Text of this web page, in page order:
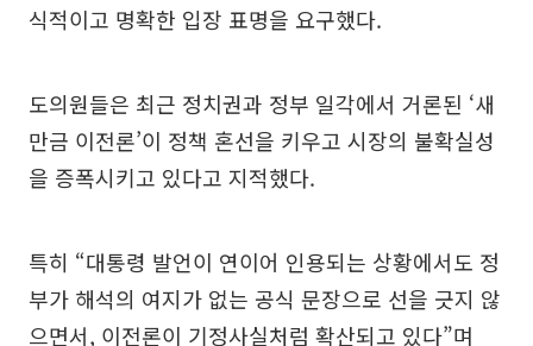
식적이고 명확한 입장 표명을 요구했다.
도의원들은 최근 정치권과 정부 일각에서 거론된 ‘새
만금 이전론’이 정책 혼선을 키우고 시장의 불확실성
을 증폭시키고 있다고 지적했다.
특히 “대통령 발언이 연이어 인용되는 상황에서도 정
부가 해석의 여지가 없는 공식 문장으로 선을 긋지 않
으면서, 이전론이 기정사실처럼 확산되고 있다”며